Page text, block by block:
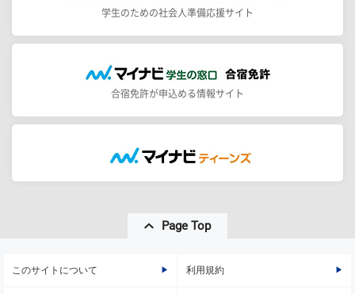
学生のための社会人準備応援サイト
合宿免許が申込める情報サイト
Page Top
このサイトについて 利用規約